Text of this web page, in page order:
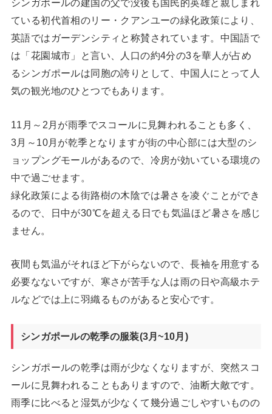
シンガポールの建国の父で没後も国民的英雄と親しまれ
ている初代首相のリー・クアンユーの緑化政策により、
英語ではガーデンシティと称賛されています。中国語で
は「花園城市」と言い、人口の約4分の3を華人が占め
るシンガポールは同胞の誇りとして、中国人にとって人
気の観光地のひとつでもあります。
11月～2月が雨季でスコールに見舞われることも多く、
3月～10月が乾季となりますが街の中心部には大型のシ
ョップングモールがあるので、冷房が効いている環境の
中で過ごせます。
緑化政策による街路樹の木陰では暑さを凌ぐことができ
るので、日中が30℃を超える日でも気温ほど暑さを感じ
ません。
夜間も気温がそれほど下がらないので、長袖を用意する
必要なないですが、寒さが苦手な人は雨の日や高級ホテ
ルなどでは上に羽織るものがあると安心です。
シンガポールの乾季の服装(3月~10月)
シンガポールの乾季は雨が少なくなりますが、突然スコ
ールに見舞われることもありますので、油断大敵です。
雨季に比べると湿気が少なくて幾分過ごしやすいものの